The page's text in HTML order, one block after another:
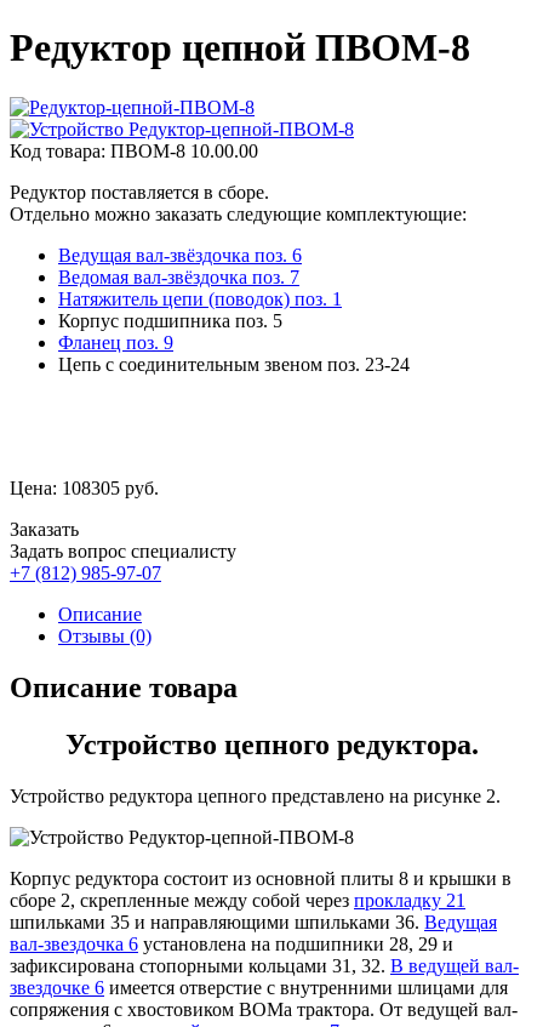
Редуктор цепной ПВОМ-8
Код товара: ПВОМ-8 10.00.00
Редуктор поставляется в сборе.
Отдельно можно заказать следующие комплектующие:
Ведущая вал-звёздочка поз. 6
Ведомая вал-звёздочка поз. 7
Натяжитель цепи (поводок) поз. 1
Корпус подшипника поз. 5
Фланец поз. 9
Цепь с соединительным звеном поз. 23-24
Цена: 108305 руб.
Заказать
Задать вопрос специалисту
+7 (812) 985-97-07
Описание
Отзывы (0)
Описание товара
Устройство цепного редуктора.
Устройство редуктора цепного представлено на рисунке 2.
Корпус редуктора состоит из основной плиты 8 и крышки в
сборе 2, скрепленные между собой через прокладку 21
шпильками 35 и направляющими шпильками 36. Ведущая
вал-звездочка 6 установлена на подшипники 28, 29 и
зафиксирована стопорными кольцами 31, 32. В ведущей вал-
звездочке 6 имеется отверстие с внутренними шлицами для
сопряжения с хвостовиком ВОМа трактора. От ведущей вал-